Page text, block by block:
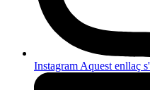
Instagram Aquest enllaç